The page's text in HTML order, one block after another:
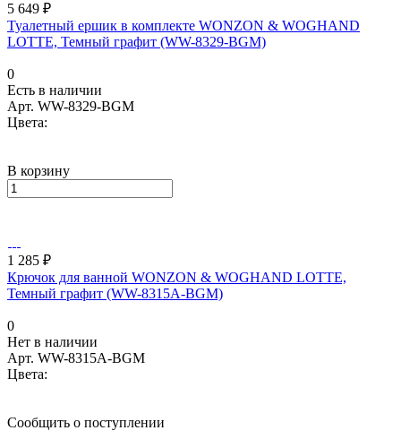
5 649 ₽
Туалетный ершик в комплекте WONZON & WOGHAND
LOTTE, Темный графит (WW-8329-BGM)
0
Есть в наличии
Арт. WW-8329-BGM
Цвета:
В корзину
1 285 ₽
Крючок для ванной WONZON & WOGHAND LOTTE,
Темный графит (WW-8315A-BGM)
0
Нет в наличии
Арт. WW-8315A-BGM
Цвета:
Сообщить о поступлении